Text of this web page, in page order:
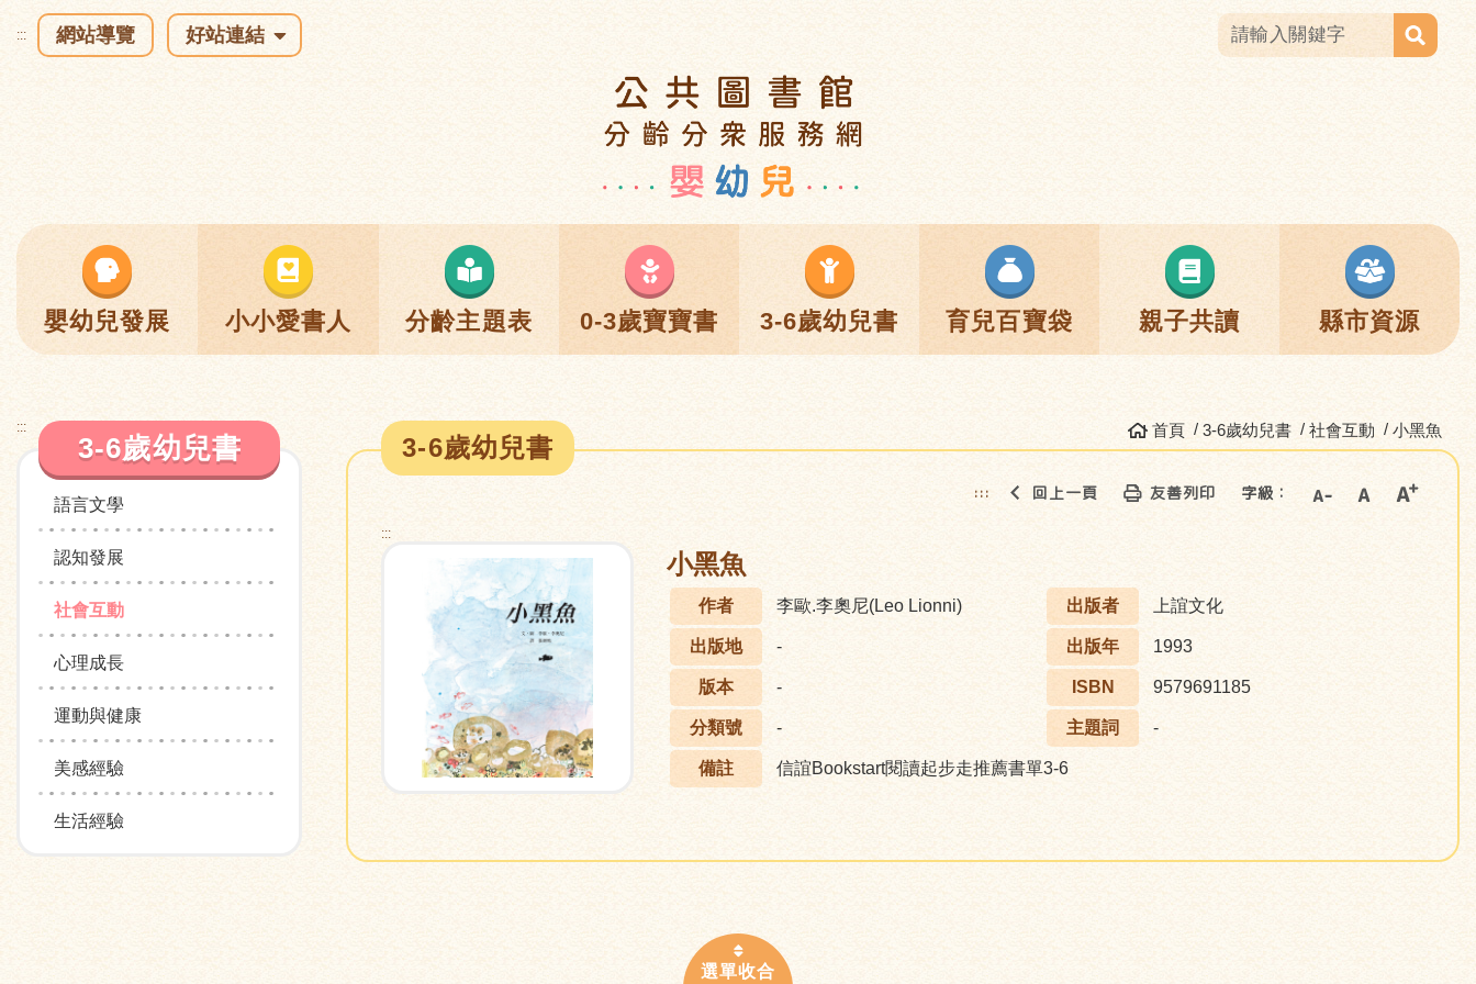
::: 網站導覽 好站連結
嬰幼兒發展 小小愛書人 分齡主題表 0-3歲寶寶書 3-6歲幼兒書 育兒百寶袋 親子共讀 縣市資源
:::
3-6歲幼兒書
語言文學
認知發展
社會互動
心理成長
運動與健康
美感經驗
生活經驗
首頁 3-6歲幼兒書 社會互動 小黑魚
3-6歲幼兒書
::: 回上一頁 友善列印 字級：
:::
小黑魚
作者 李歐.李奧尼(Leo Lionni) 出版者 上誼文化
出版地 - 出版年 1993
版本 - ISBN 9579691185
分類號 - 主題詞 -
備註 信誼Bookstart閱讀起步走推薦書單3-6